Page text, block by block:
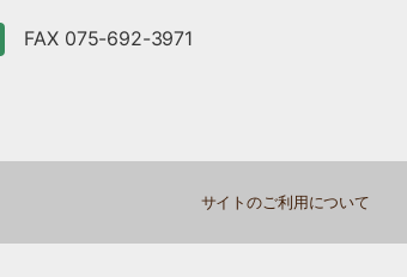
FAX 075-692-3971
サイトのご利用について